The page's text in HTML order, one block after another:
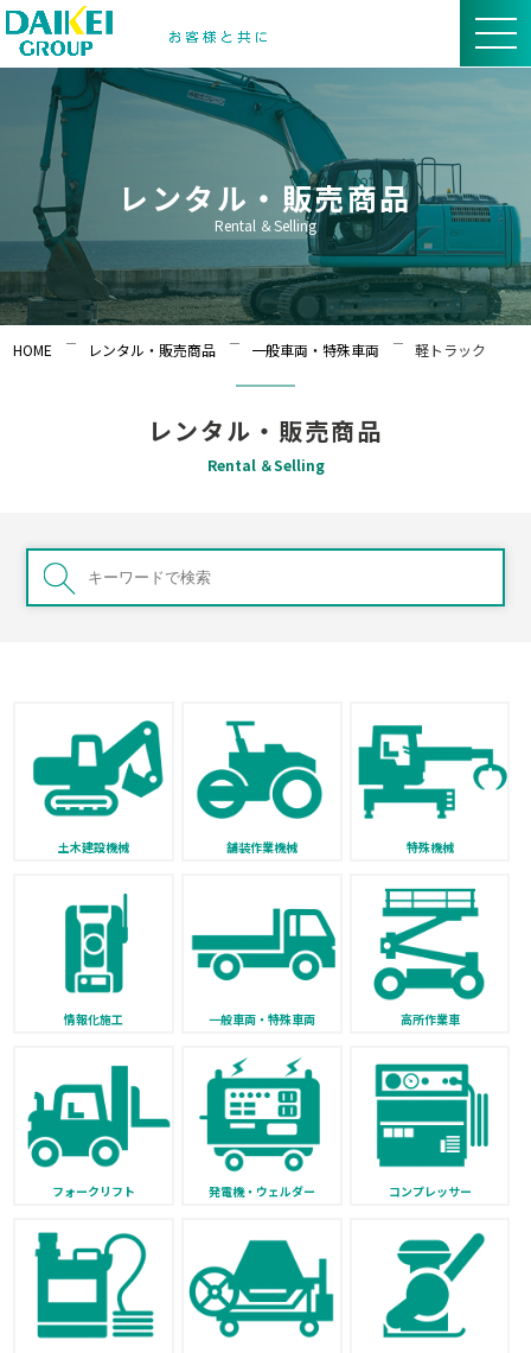
レンタル・販売商品
Rental ＆Selling
HOME レンタル・販売商品 一般車両・特殊車両 軽トラック
レンタル・販売商品
Rental ＆Selling
土木建設機械 舗装作業機械 特殊機械
情報化施工 一般車両・特殊車両 高所作業車
フォークリフト 発電機・ウェルダー コンプレッサー